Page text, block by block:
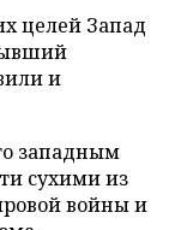
целей Запад
и
западным
сухими из
войны и